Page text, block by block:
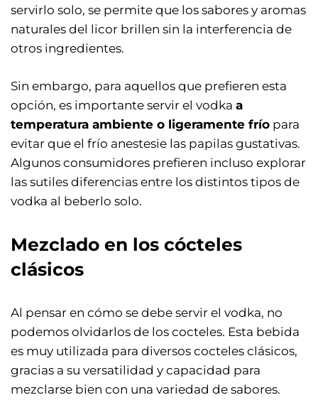
servirlo solo, se permite que los sabores y aromas
naturales del licor brillen sin la interferencia de
otros ingredientes.
Sin embargo, para aquellos que prefieren esta
opción, es importante servir el vodka a
temperatura ambiente o ligeramente frío para
evitar que el frío anestesie las papilas gustativas.
Algunos consumidores prefieren incluso explorar
las sutiles diferencias entre los distintos tipos de
vodka al beberlo solo.
Mezclado en los cócteles
clásicos
Al pensar en cómo se debe servir el vodka, no
podemos olvidarlos de los cocteles. Esta bebida
es muy utilizada para diversos cocteles clásicos,
gracias a su versatilidad y capacidad para
mezclarse bien con una variedad de sabores.